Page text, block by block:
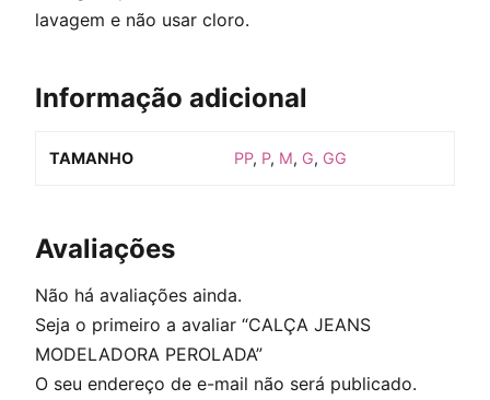
lavagem e não usar cloro.
Informação adicional
TAMANHO PP, P, M, G, GG
Avaliações
Não há avaliações ainda.
Seja o primeiro a avaliar “CALÇA JEANS
MODELADORA PEROLADA”
O seu endereço de e-mail não será publicado.